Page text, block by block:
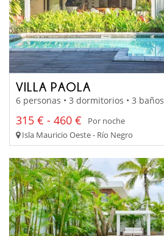
VILLA PAOLA
6 personas • 3 dormitorios • 3 baños
315 € - 460 €
Por noche
Isla Mauricio Oeste - Río Negro